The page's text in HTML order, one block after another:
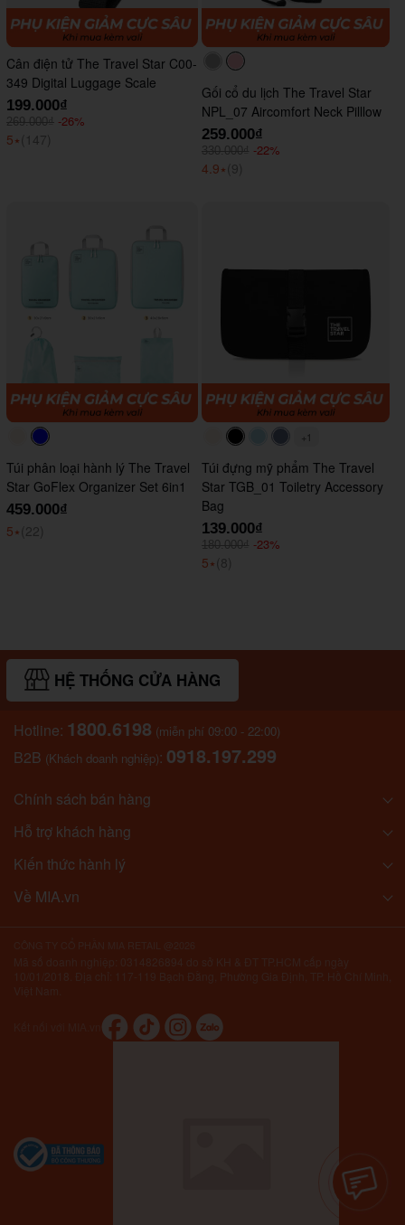
Cân điện tử The Travel Star C00-
349 Digital Luggage Scale
199.000₫
269.000₫ -26%
5⭑ (147)
#acacac
Gối cổ du lịch The Travel Star
NPL_07 Aircomfort Neck Pilllow
259.000₫
330.000₫ -22%
4.9⭑ (9)
#faf0e6
Túi phân loại hành lý The Travel
Star GoFlex Organizer Set 6in1
459.000₫
5⭑ (22)
#faf0e6#000000#ADD8E6
+1
Túi đựng mỹ phẩm The Travel
Star TGB_01 Toiletry Accessory
Bag
139.000₫
180.000₫ -23%
5⭑ (8)
HỆ THỐNG CỬA HÀNG
Hotline: 1800.6198 (miễn phí 09:00 - 22:00)
B2B (Khách doanh nghiệp): 0918.197.299
Chính sách bán hàng
Hỗ trợ khách hàng
Kiến thức hành lý
Về MIA.vn